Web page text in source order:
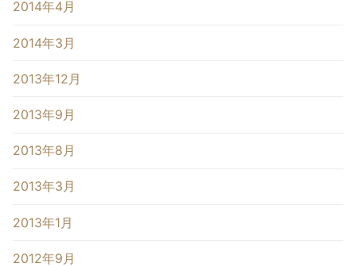
2014年4月
2014年3月
2013年12月
2013年9月
2013年8月
2013年3月
2013年1月
2012年9月